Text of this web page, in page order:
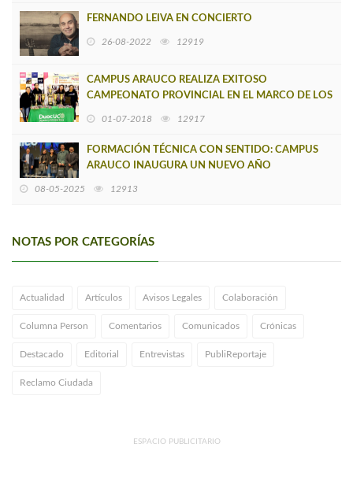
FERNANDO LEIVA EN CONCIERTO
26-08-2022 12919
CAMPUS ARAUCO REALIZA EXITOSO
CAMPEONATO PROVINCIAL EN EL MARCO DE LOS
01-07-2018 12917
FORMACIÓN TÉCNICA CON SENTIDO: CAMPUS
ARAUCO INAUGURA UN NUEVO AÑO
08-05-2025 12913
NOTAS POR CATEGORÍAS
Actualidad Artículos Avisos Legales Colaboración
Columna Person Comentarios Comunicados Crónicas
Destacado Editorial Entrevistas PubliReportaje
Reclamo Ciudada
ESPACIO PUBLICITARIO